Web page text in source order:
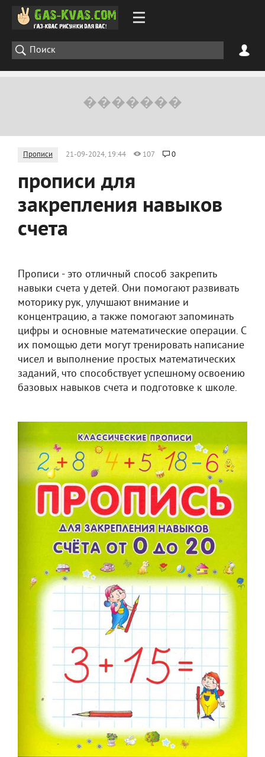
Прописи 21-09-2024, 19:44 107 0
прописи для
закрепления навыков
счета
Прописи - это отличный способ закрепить
навыки счета у детей. Они помогают развивать
моторику рук, улучшают внимание и
концентрацию, а также помогают запоминать
цифры и основные математические операции. С
их помощью дети могут тренировать написание
чисел и выполнение простых математических
заданий, что способствует успешному освоению
базовых навыков счета и подготовке к школе.